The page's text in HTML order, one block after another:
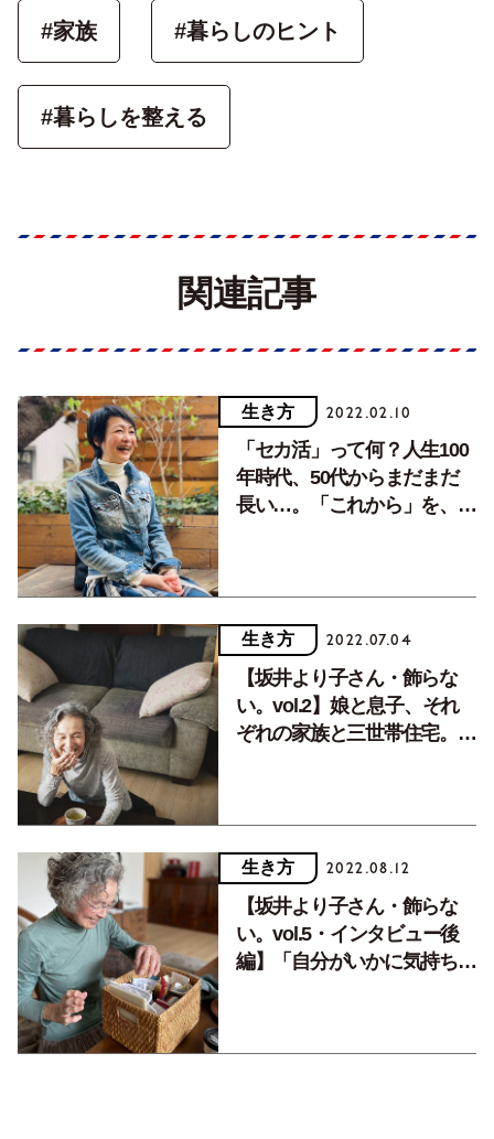
#家族 #暮らしのヒント
#暮らしを整える
関連記事
生き方 2022.02.10
「セカ活」って何？人生100
年時代、50代からまだまだ
長い…。「これから」を、自
生き方 2022.07.04
【坂井より子さん・飾らな
い。vol.2】娘と息子、それ
ぞれの家族と三世帯住宅。
生き方 2022.08.12
【坂井より子さん・飾らな
い。vol.5・インタビュー後
編】「自分がいかに気持ちよ